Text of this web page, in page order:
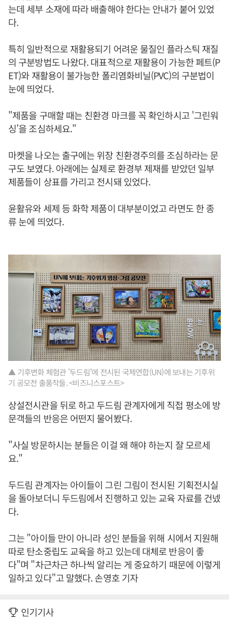
는데 세부 소재에 따라 배출해야 한다는 안내가 붙어 있었
다.
특히 일반적으로 재활용되기 어려운 물질인 플라스틱 재질
의 구분방법도 나왔다. 대표적으로 재활용이 가능한 페트(P
ET)와 재활용이 불가능한 폴리염화비닐(PVC)의 구분법이
눈에 띄었다.
"제품을 구매할 때는 친환경 마크를 꼭 확인하시고 '그린워
싱'을 조심하세요."
마켓을 나오는 출구에는 위장 친환경주의를 조심하라는 문
구도 보였다. 아래에는 실제로 환경부 제재를 받았던 일부
제품들이 상표를 가리고 전시돼 있었다.
윤활유와 세제 등 화학 제품이 대부분이었고 라면도 한 종
류 눈에 띄었다.
▲ 기후변화 체험관 '두드림'에 전시된 국제연합(UN)에 보내는 기후위
기 공모전 출품작들. <비즈니스포스트>
상설전시관을 뒤로 하고 두드림 관계자에게 직접 평소에 방
문객들의 반응은 어떤지 물어봤다.
"사실 방문하시는 분들은 이걸 왜 해야 하는지 잘 모르세
요."
두드림 관계자는 아이들이 그린 그림이 전시된 기획전시실
을 돌아보더니 두드림에서 진행하고 있는 교육 자료를 건넸
다.
그는 "아이들 만이 아니라 성인 분들을 위해 시에서 지원해
따로 탄소중립도 교육을 하고 있는데 대체로 반응이 좋
다"며 "차근차근 하나씩 알리는 게 중요하기 때문에 이렇게
일하고 있다"고 말했다. 손영호 기자
인기기사